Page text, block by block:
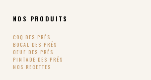
NOS PRODUITS
COQ DES PRÉS
BOCAL DES PRÉS
OEUF DES PRÉS
PINTADE DES PRÉS
NOS RECETTES